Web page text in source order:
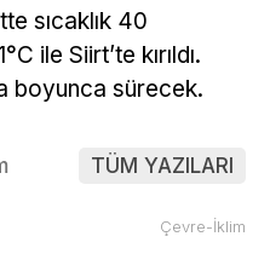
sıcaklık 40
ile Siirt’te kırıldı.
boyunca sürecek.
TÜM YAZILARI
Çevre-İklim